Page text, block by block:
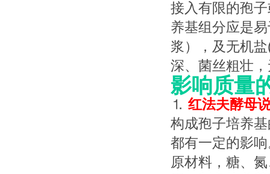
接入有限的孢
养基组分应是
浆），及无机
深、菌丝粗壮
影响质量
⒈ 红法夫酵母
构成孢子培养
都有一定的影
原材料，糖、